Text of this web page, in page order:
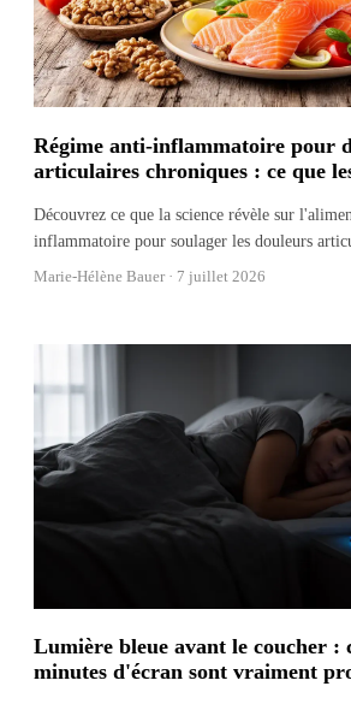
Régime anti-inflammatoire pour
articulaires chroniques : ce que
Découvrez ce que la science révèle sur
inflammatoire pour soulager les douleurs
Marie-Hélène Bauer · 7 juillet 2026
Lumière bleue avant le coucher :
minutes d'écran sont vraiment